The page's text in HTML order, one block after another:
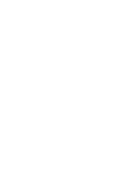
Aiwanger. In einem
Landshuter
nämlich
Aiwanger mit seiner
auch recht, da Herr
kein Autist ist.
Ministerpräsident